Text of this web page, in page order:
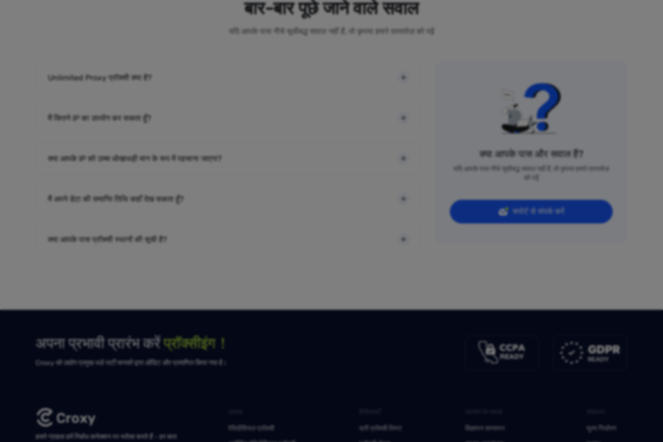
बार-बार पूछे जाने वाले सवाल
यदि आपके पास नीचे सूचीबद्ध सवाल नहीं हैं, तो कृपया हमारे दस्तावेज़ को पढ़ें
Unlimited Proxy प्रॉक्सी क्या है?
मैं कितने IP का उपयोग कर सकता हूँ?
क्या आपके IP को उच्च धोखाधड़ी मान के रूप में पहचाना जाएगा?
मैं अपने डेटा की समाप्ति तिथि कहाँ देख सकता हूँ?
क्या आपके पास प्रॉक्सी स्थानों की सूची है?
क्या आपके पास और सवाल हैं?
यदि आपके पास नीचे सूचीबद्ध सवाल नहीं हैं, तो कृपया हमारे दस्तावेज़
सपोर्ट से संपर्क करें
अपना प्रभावी प्रारंभ करेंप्रॉक्सीइंग！
Croxy को उद्योग प्रमुख थर्ड पार्टी मानकों द्वारा ऑडिट और प्रमाणित किया गया है।
हमारे ग्राहक हमें निर्बाध कनेक्शन पर भरोसा करते हैं - हर बार!
रेसिडेंशियल प्रॉक्सी
फ्री प्रॉक्सी लिस्ट
विज्ञापन सत्यापन
मूल्य निर्धारण